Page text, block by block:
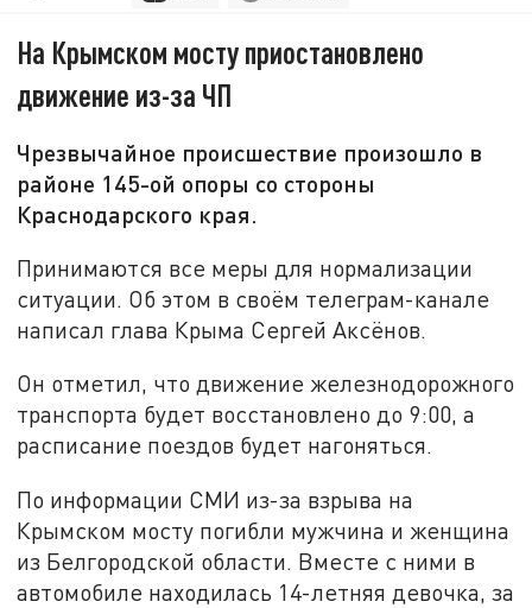
На Крымском мосту приостановлено
движение из-за ЧП
Чрезвычайное происшествие произошло в
районе 145-ой опоры со стороны
Краснодарского края.
Принимаются все меры для нормализации
ситуации. Об этом в своём телеграм-канале
написал глава Крыма Сергей Аксёнов.
Он отметил, что движение железнодорожного
транспорта будет восстановлено до 9:00, а
расписание поездов будет нагоняться.
По информации СМИ из-за взрыва на
Крымском мосту погибли мужчина и женщина
из Белгородской области. Вместе с ними в
автомобиле находилась 14-летняя девочка, за